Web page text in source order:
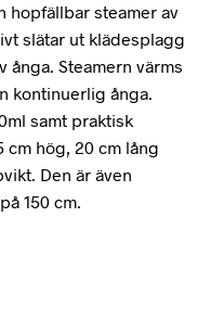
hopfällbar steamer av
slätar ut klädesplagg
ånga. Steamern värms
kontinuerlig ånga.
samt praktisk
cm hög, 20 cm lång
Den är även
150 cm.